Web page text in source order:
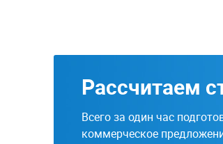
Рассчитаем
Всего за один час
коммерческое